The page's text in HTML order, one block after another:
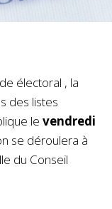
électoral , la
des listes
le vendredi
se déroulera à
du Conseil